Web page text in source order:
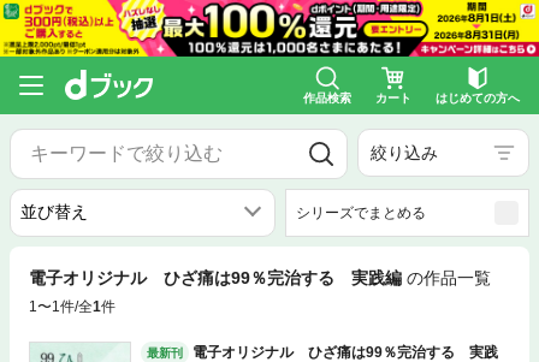
作品検索 カート はじめての方へ
絞り込み
シリーズでまとめる
電子オリジナル ひざ痛は99％完治する 実践編 の作品一覧
1〜1件/全1件
最新刊
電子オリジナル ひざ痛は99％完治する 実践